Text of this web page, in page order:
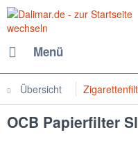
Menü
Übersicht
OCB Papierfilter